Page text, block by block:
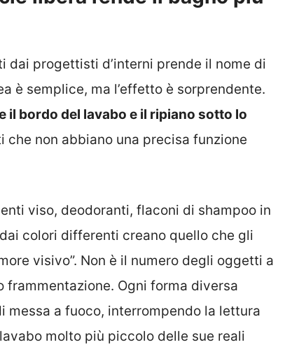
progettisti d’interni prende il nome di
è semplice, ma l’effetto è sorprendente.
il bordo del lavabo e il ripiano sotto lo
non abbiano una precisa funzione
viso, deodoranti, flaconi di shampoo in
colori differenti creano quello che gli
visivo”. Non è il numero degli oggetti a
Ogni forma diversa
messa a fuoco, interrompendo la lettura
molto più piccolo delle sue reali